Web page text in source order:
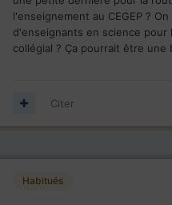
l'enseignement au CEGEP ?
d'enseignants en science pour
collégial ? Ça pourrait être une
Citer
Habitués